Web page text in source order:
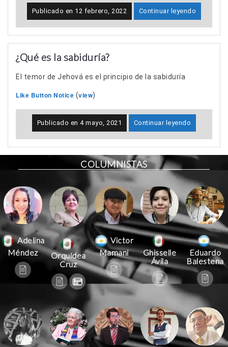
Publicado en 12 febrero, 2022 Continuar leyendo
¿Qué es la sabiduría?
El temor de Jehová es el principio de la sabiduría
Like Button Notice (view)
Publicado en4 mayo, 2021 Continuar leyendo
COLUMNISTAS
Adelina
Méndez
Orquídea
Cruz
Victor
Mamani
Ghisselle
Ávila
Eduardo
Balestena